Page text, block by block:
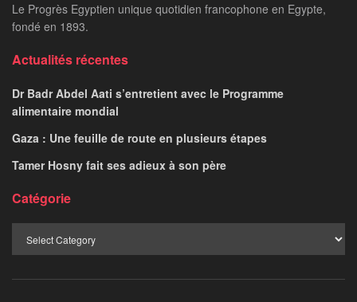
Le Progrès Egyptien unique quotidien francophone en Egypte,
fondé en 1893.
Actualités récentes
Dr Badr Abdel Aati s’entretient avec le Programme
alimentaire mondial
Gaza : Une feuille de route en plusieurs étapes
Tamer Hosny fait ses adieux à son père
Catégorie